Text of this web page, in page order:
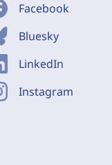
Facebook
Bluesky
LinkedIn
Instagram